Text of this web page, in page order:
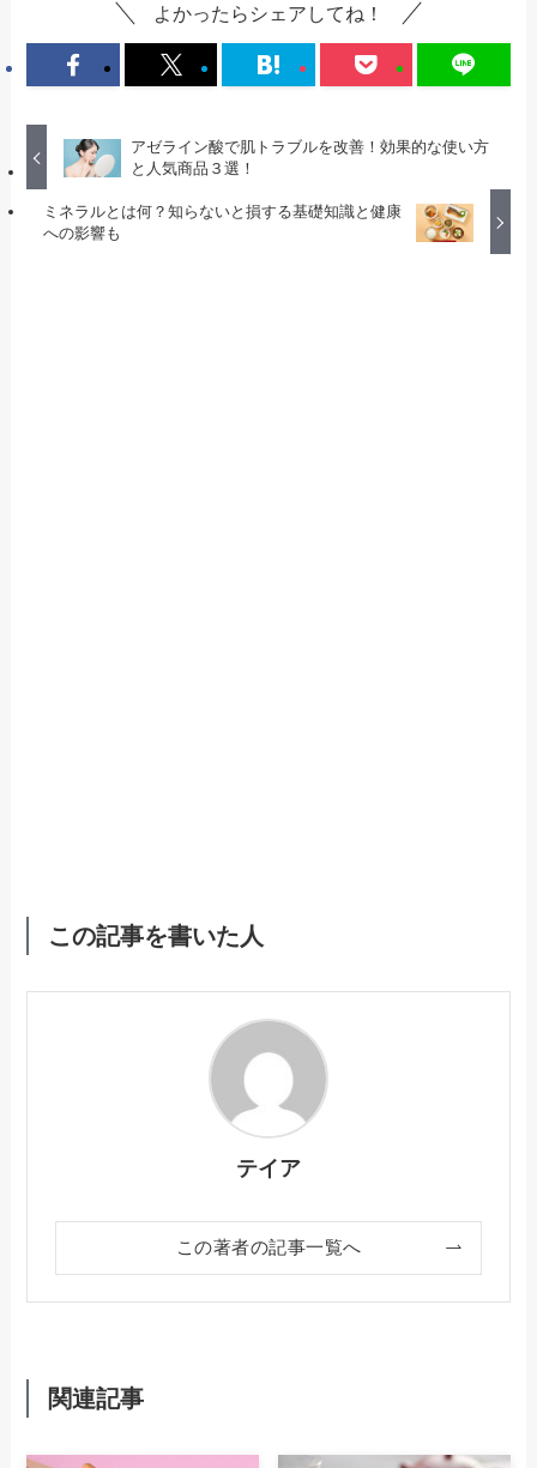
よかったらシェアしてね！
アゼライン酸で肌トラブルを改善！効果的な使い方
と人気商品３選！
ミネラルとは何？知らないと損する基礎知識と健康
への影響も
この記事を書いた人
テイア
この著者の記事一覧へ
関連記事